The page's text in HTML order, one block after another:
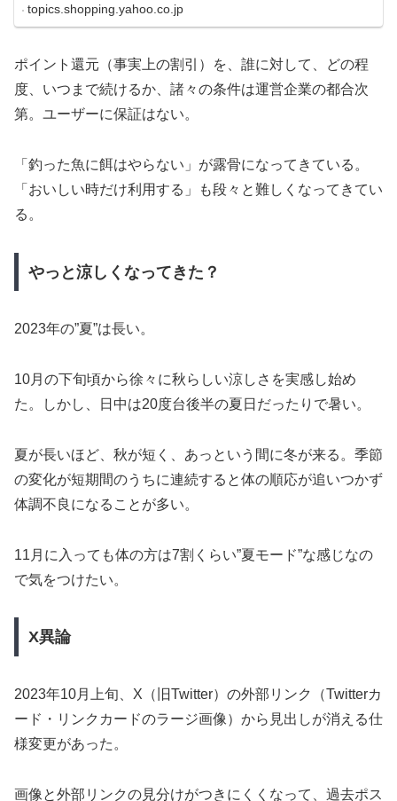
topics.shopping.yahoo.co.jp
ポイント還元（事実上の割引）を、誰に対して、どの程
度、いつまで続けるか、諸々の条件は運営企業の都合次
第。ユーザーに保証はない。
「釣った魚に餌はやらない」が露骨になってきている。
「おいしい時だけ利用する」も段々と難しくなってきてい
る。
やっと涼しくなってきた？
2023年の”夏”は長い。
10月の下旬頃から徐々に秋らしい涼しさを実感し始め
た。しかし、日中は20度台後半の夏日だったりで暑い。
夏が長いほど、秋が短く、あっという間に冬が来る。季節
の変化が短期間のうちに連続すると体の順応が追いつかず
体調不良になることが多い。
11月に入っても体の方は7割くらい”夏モード”な感じなの
で気をつけたい。
X異論
2023年10月上旬、X（旧Twitter）の外部リンク（Twitterカ
ード・リンクカードのラージ画像）から見出しが消える仕
様変更があった。
画像と外部リンクの見分けがつきにくくなって、過去ポス